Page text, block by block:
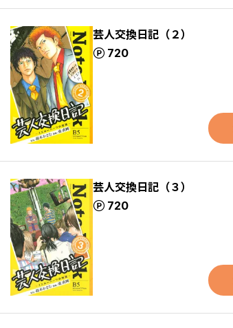
芸人交換日記（２）
720
ポイント
芸人交換日記（３）
720
ポイント